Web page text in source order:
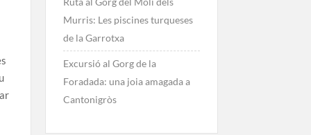
Murris: Les piscines turqueses
de la Garrotxa
Excursió al Gorg de la
Foradada: una joia amagada a
Cantonigròs